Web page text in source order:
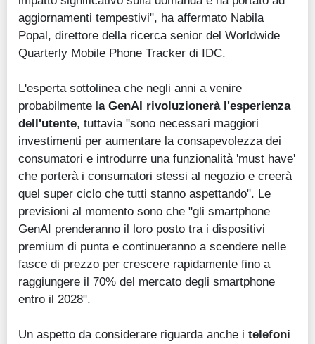
aggiornamenti tempestivi", ha affermato Nabila
Popal, direttore della ricerca senior del Worldwide
Quarterly Mobile Phone Tracker di IDC.
L'esperta sottolinea che negli anni a venire
probabilmente la GenAI rivoluzionerà l'esperienza
dell'utente, tuttavia "sono necessari maggiori
investimenti per aumentare la consapevolezza dei
consumatori e introdurre una funzionalità 'must have'
che porterà i consumatori stessi al negozio e creerà
quel super ciclo che tutti stanno aspettando". Le
previsioni al momento sono che "gli smartphone
GenAI prenderanno il loro posto tra i dispositivi
premium di punta e continueranno a scendere nelle
fasce di prezzo per crescere rapidamente fino a
raggiungere il 70% del mercato degli smartphone
entro il 2028".
Un aspetto da considerare riguarda anche i telefoni